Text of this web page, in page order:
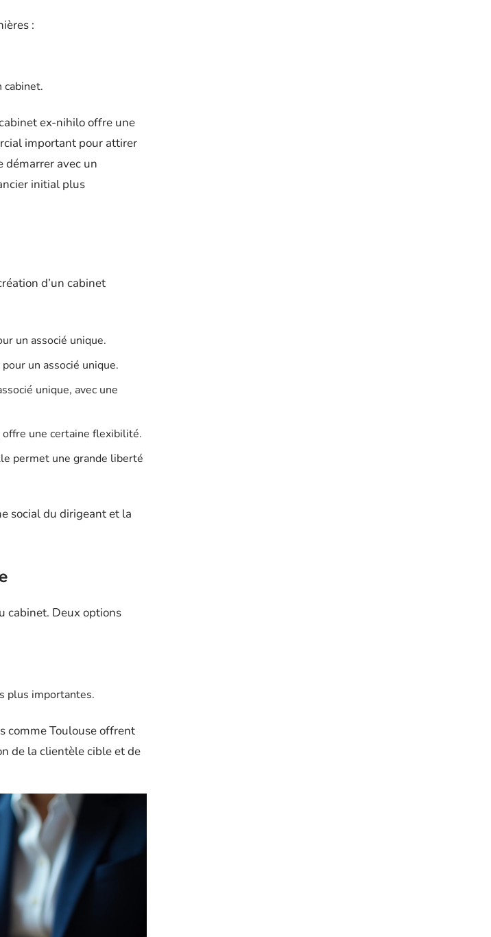
:
cabinet.
ex-nihilo offre une
important pour attirer
démarrer avec un
initial plus
d’un cabinet
un associé unique.
pour un associé unique.
unique, avec une
une certaine flexibilité.
permet une grande liberté
social du dirigeant et la
cabinet. Deux options
plus importantes.
comme Toulouse offrent
de la clientèle cible et de